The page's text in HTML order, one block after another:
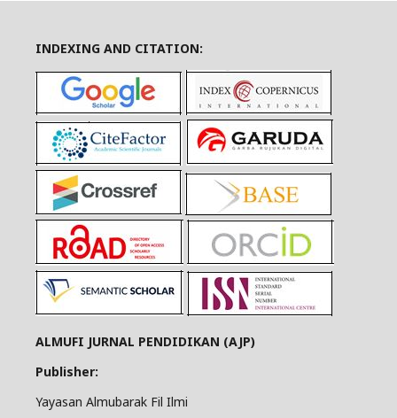
INDEXING AND CITATION:
ALMUFI JURNAL PENDIDIKAN (AJP)
Publisher:
Yayasan Almubarak Fil Ilmi